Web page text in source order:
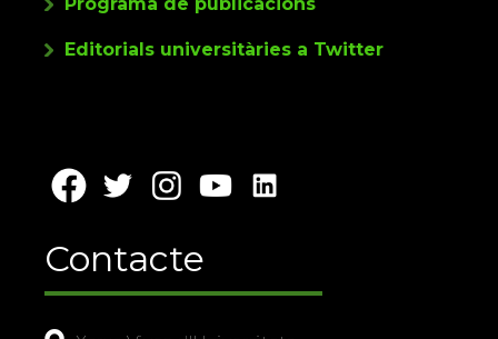
Enllaços
Editorials universitàries a Twitter